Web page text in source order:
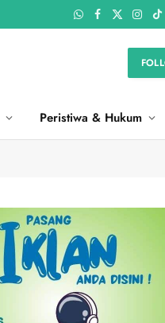
WhatsApp
Facebook
X
Peristiwa & Hukum